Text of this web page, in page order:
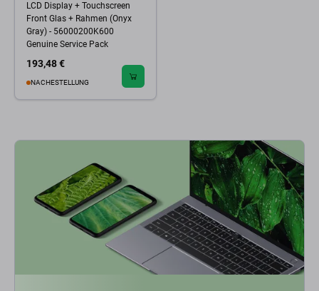
LCD Display + Touchscreen
Front Glas + Rahmen (Onyx
Gray) - 56000200K600
Genuine Service Pack
193,48 €
NACHESTELLUNG